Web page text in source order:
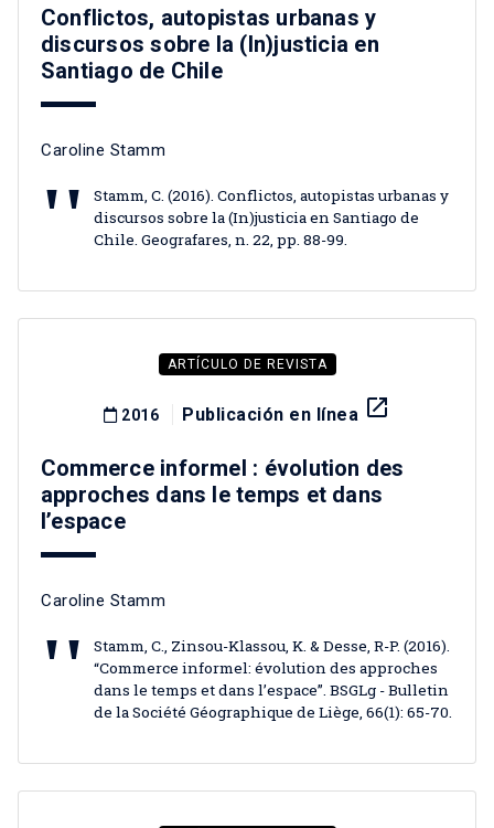
Conflictos, autopistas urbanas y
discursos sobre la (In)justicia en
Santiago de Chile
Caroline Stamm
Stamm, C. (2016). Conflictos, autopistas urbanas y
discursos sobre la (In)justicia en Santiago de
Chile. Geografares, n. 22, pp. 88-99.
ARTÍCULO DE REVISTA
2016 Publicación en línea launch
Commerce informel : évolution des
approches dans le temps et dans
l’espace
Caroline Stamm
Stamm, C., Zinsou-Klassou, K. & Desse, R-P. (2016).
“Commerce informel: évolution des approches
dans le temps et dans l’espace”. BSGLg - Bulletin
de la Société Géographique de Liège, 66(1): 65-70.